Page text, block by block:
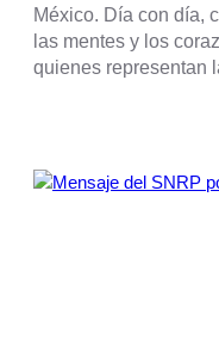
México. Día con día,
las mentes y los
quienes representan